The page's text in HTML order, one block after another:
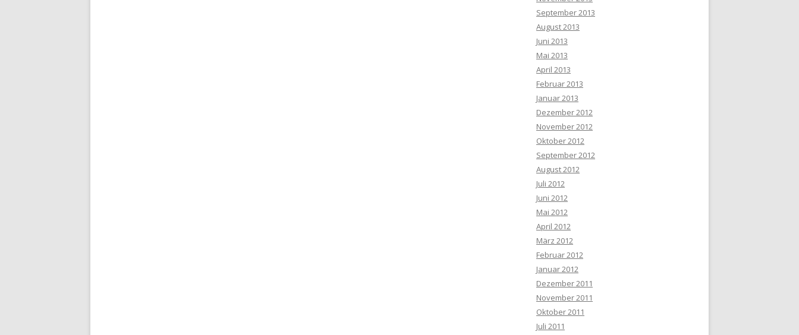
September 2013
August 2013
Juni 2013
Mai 2013
April 2013
Februar 2013
Januar 2013
Dezember 2012
November 2012
Oktober 2012
September 2012
August 2012
Juli 2012
Juni 2012
Mai 2012
April 2012
März 2012
Februar 2012
Januar 2012
Dezember 2011
November 2011
Oktober 2011
Juli 2011